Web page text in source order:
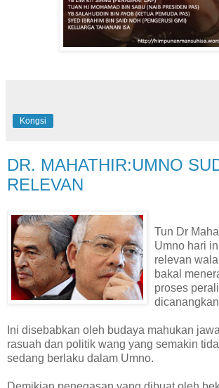
Kongsi
DR. MAHATHIR:UMNO
RELEVAN
Tun Dr
Umno hari
relevan
bakal
proses
Ini disebabkan oleh budaya mahukan
rasuah dan politik wang yang semakin
sedang berlaku dalam Umno.